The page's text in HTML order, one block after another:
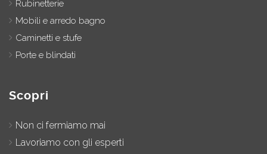
Rubinetterie
Mobili e arredo bagno
Caminetti e stufe
Porte e blindati
Scopri
Non ci fermiamo mai
Lavoriamo con gli esperti